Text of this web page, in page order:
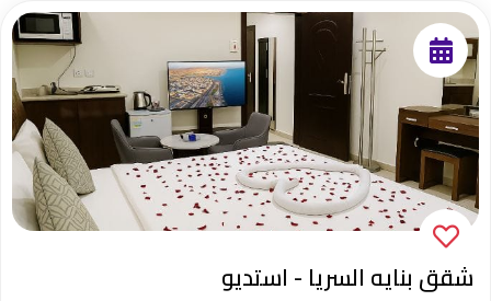
شقق بنايه السريا - استديو